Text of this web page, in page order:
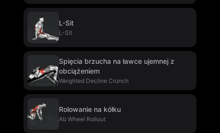
L-Sit
L-Sit
Spięcia brzucha na ławce ujemnej z
obciążeniem
Weighted Decline Crunch
Rolowanie na kółku
Ab Wheel Rollout